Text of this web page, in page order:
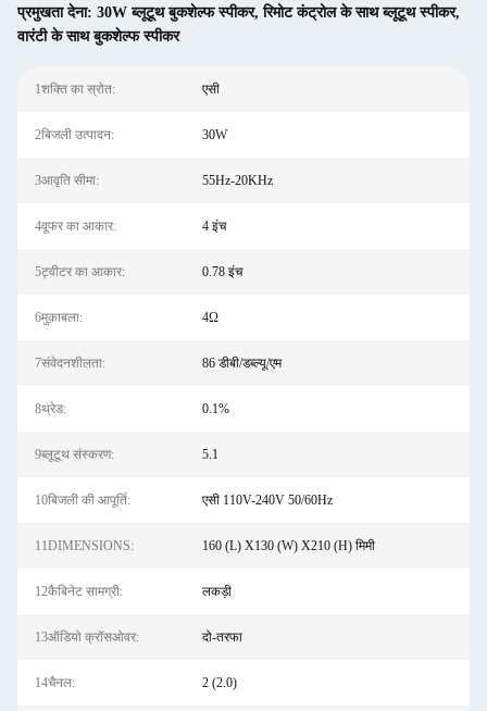
प्रमुखता देना: 30W ब्लूटूथ बुकशेल्फ स्पीकर,रिमोट कंट्रोल के साथ ब्लूटूथ स्पीकर,
वारंटी के साथ बुकशेल्फ स्पीकर
1शक्ति का स्रोत: एसी
2बिजली उत्पादन: 30W
3आवृति सीमा: 55Hz-20KHz
4वूफर का आकार: 4 इंच
5ट्वीटर का आकार: 0.78 इंच
6मुक़ाबला: 4Ω
7संवेदनशीलता: 86 डीबी/डब्ल्यू/एम
8थ्रेड: 0.1%
9ब्लूटूथ संस्करण: 5.1
10बिजली की आपूर्ति: एसी 110V-240V 50/60Hz
11DIMENSIONS: 160 (L) X130 (W) X210 (H) मिमी
12कैबिनेट सामग्री: लकड़ी
13ऑडियो क्रॉसओवर: दो-तरफा
14चैनल: 2 (2.0)